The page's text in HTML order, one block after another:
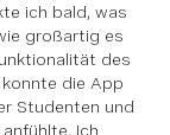
ich bald, was
großartig es
des
die App
Studenten und
Ich